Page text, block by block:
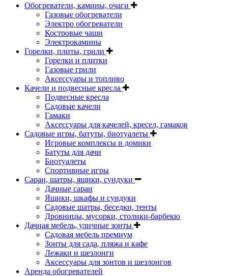
Обогреватели, камины, очаги
Газовые обогреватели
Электро обогреватели
Костровые чаши
Электрокамины
Горелки, плиты, грили
Горелки и плитки
Газовые грили
Аксессуары и топливо
Качели и подвесные кресла
Подвесные кресла
Садовые качели
Гамаки
Аксессуары для качелей, кресел, гамаков
Садовые игры, батуты, биотуалеты
Игровые комплексы и домики
Батуты для дачи
Биотуалеты
Спортивные игры
Сараи, шатры, ящики, сундуки
Дачные сараи
Ящики, шкафы и сундуки
Садовые шатры, беседки, тенты
Дровницы, мусорки, столики-барбекю
Дачная мебель, уличные зонты
Садовая мебель премиум
Зонты для сада, пляжа и кафе
Лежаки и шезлонги
Аксессуары для зонтов и шезлонгов
Аренда обогревателей